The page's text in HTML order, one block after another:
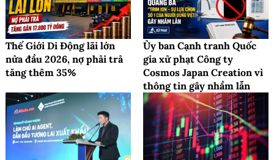
Thế Giới Di Động lãi lớn
nửa đầu 2026, nợ phải trả
tăng thêm 35%
Ủy ban Cạnh tranh Quốc
gia xử phạt Công ty
Cosmos Japan Creation vì
thông tin gây nhầm lẫn